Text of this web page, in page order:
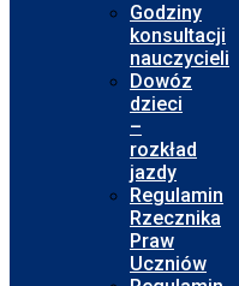
Godziny
konsultacji
nauczycieli
Dowóz
dzieci
–
rozkład
jazdy
Regulamin
Rzecznika
Praw
Uczniów